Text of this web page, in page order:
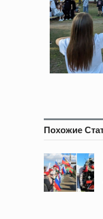
Похожие